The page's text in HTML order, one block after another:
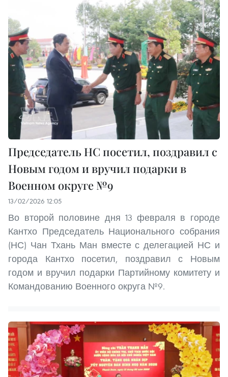
Председатель НС посетил, поздравил с
Новым годом и вручил подарки в
Военном округе №9
13/02/2026 12:05
Во второй половине дня 13 февраля в городе
Кантхо Председатель Национального собрания
(НС) Чан Тхань Ман вместе с делегацией НС и
города Кантхо посетил, поздравил с Новым
годом и вручил подарки Партийному комитету и
Командованию Военного округа №9.